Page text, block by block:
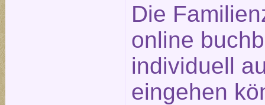
Die
online
individuell
eingehen